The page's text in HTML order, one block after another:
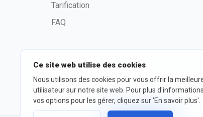
Ce site web utilise des cookies
Nous utilisons des cookies pour vous offrir la
utilisateur sur notre site web. Pour plus
vos options pour les gérer, cliquez sur 'En savoir plus'.
Tarification
FAQ
©2026 fxssi.com Tous droits
réservés